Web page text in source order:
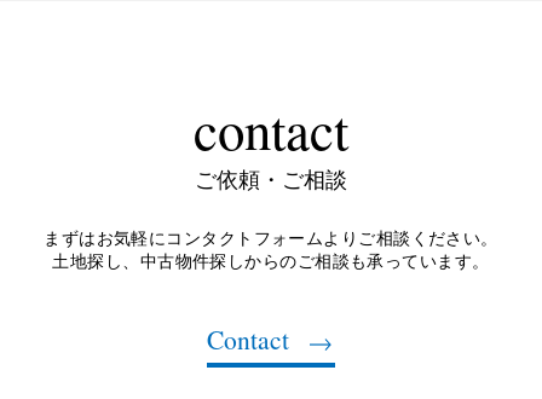
contact
ご依頼・ご相談
まずはお気軽にコンタクトフォームよりご相談ください。
土地探し、中古物件探しからのご相談も承っています。
Contact